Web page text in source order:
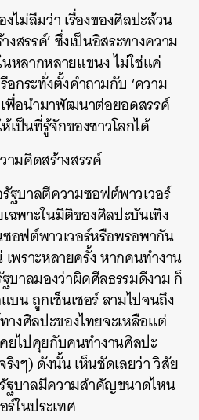
ไม่ลืมว่า เรื่องของศิลปะล้วน
สรรค์’ ซึ่งเป็นอิสระทางความ
หลากหลายแขนง ไม่ใช่แค่
กระทั่งตั้งคำถามกับ ‘ความ
เพื่อนำมาพัฒนาต่อยอดสรรค์
เป็นที่รู้จักของชาวโลกได้
มคิดสร้างสรรค์
บาลตีความซอฟต์พาวเวอร์
เฉพาะในมิติของศิลปะบันเทิง
อฟต์พาวเวอร์หรือพรอพากัน
พราะหลายครั้ง หากคนทำงาน
บาลมองว่าผิดศีลธรรมดีงาม ก็
บน ถูกเซ็นเซอร์ ลามไปจนถึง
งศิลปะของไทยจะเหลือแต่
ยไปคุยกับคนทำงานศิลปะ
งๆ) ดังนั้น เห็นชัดเลยว่า วิสัย
ฐบาลมีความสำคัญขนาดไหน
ในประเทศ